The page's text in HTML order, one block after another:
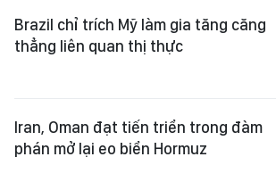
Brazil chỉ trích Mỹ làm gia tăng căng
thẳng liên quan thị thực
Iran, Oman đạt tiến triển trong đàm
phán mở lại eo biển Hormuz